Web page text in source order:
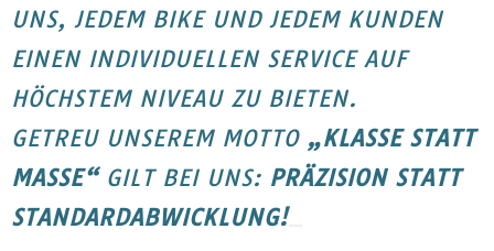
UNS, JEDEM BIKE UND JEDEM KUNDEN
EINEN INDIVIDUELLEN SERVICE AUF
HÖCHSTEM NIVEAU ZU BIETEN.
GETREU UNSEREM MOTTO „KLASSE STATT
MASSE“GILT BEI UNS: PRÄZISION STATT
STANDARDABWICKLUNG!